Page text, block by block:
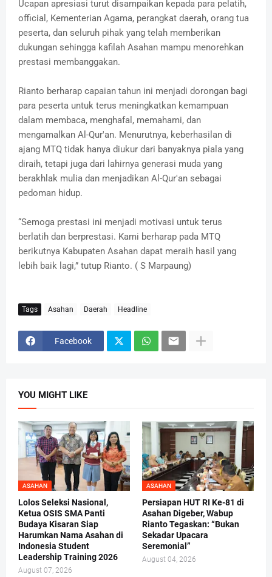
Ucapan apresiasi turut disampaikan kepada para pelatih,
official, Kementerian Agama, perangkat daerah, orang tua
peserta, dan seluruh pihak yang telah memberikan
dukungan sehingga kafilah Asahan mampu menorehkan
prestasi membanggakan.
Rianto berharap capaian tahun ini menjadi dorongan bagi
para peserta untuk terus meningkatkan kemampuan
dalam membaca, menghafal, memahami, dan
mengamalkan Al-Qur'an. Menurutnya, keberhasilan di
ajang MTQ tidak hanya diukur dari banyaknya piala yang
diraih, tetapi juga dari lahirnya generasi muda yang
berakhlak mulia dan menjadikan Al-Qur'an sebagai
pedoman hidup.
“Semoga prestasi ini menjadi motivasi untuk terus
berlatih dan berprestasi. Kami berharap pada MTQ
berikutnya Kabupaten Asahan dapat meraih hasil yang
lebih baik lagi,” tutup Rianto. ( S Marpaung)
Tags Asahan Daerah Headline
Facebook
YOU MIGHT LIKE
ASAHAN
Lolos Seleksi Nasional,
Ketua OSIS SMA Panti
Budaya Kisaran Siap
Harumkan Nama Asahan di
Indonesia Student
Leadership Training 2026
August 07, 2026
ASAHAN
Persiapan HUT RI Ke-81 di
Asahan Digeber, Wabup
Rianto Tegaskan: “Bukan
Sekadar Upacara
Seremonial”
August 04, 2026